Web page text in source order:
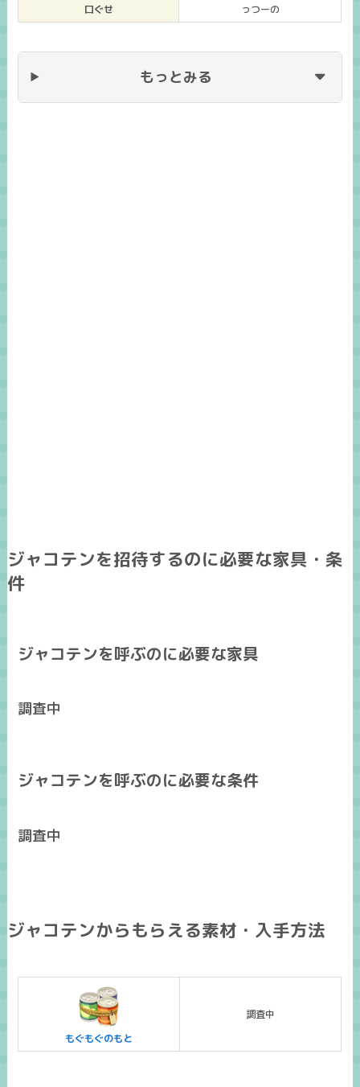
口ぐせ っつーの
もっとみる
ジャコテンを招待するのに必要な家具・条
件
ジャコテンを呼ぶのに必要な家具
調査中
ジャコテンを呼ぶのに必要な条件
調査中
ジャコテンからもらえる素材・入手方法
もぐもぐのもと
調査中